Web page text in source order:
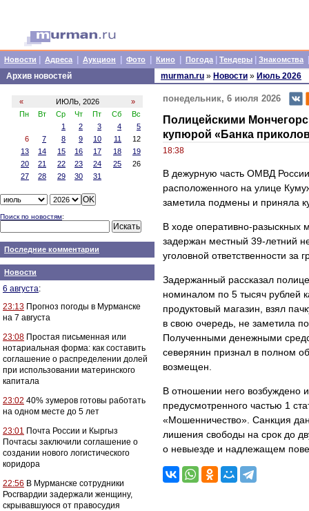
Новости Адреса Аукцион Фото Кино Погода Тендеры Знакомства
Архив новостей
« ИЮЛЬ, 2026
»
Пн
Вт Ср Чт Пт Сб
Вс
1
2 3 4
5
6
7 8 9 10 11
12
13
14 15 16 17 18
19
20
21 22 23 24 25
26
27
28 29 30 31
Поиск по новостям:
Последние комментарии
Новости
6 августа:
23:13 Прогноз погоды в Мурманске
на 7 августа
23:08 Простая письменная или
нотариальная форма: как составить
соглашение о распределении долей
при использовании материнского
капитала
23:02 40% зумеров готовы работать
на одном месте до 5 лет
23:01 Почта России и Кыргыз
Почтасы заключили соглашение о
создании нового логистического
коридора
22:56 В Мурманске сотрудники
Росгвардии задержали женщину,
скрывавшуюся от правосудия
murman.ru » Новости » Июль 2026
понедельник, 6 июля 2026
Полицейскими
купюрой «Банка
18:38
В дежурную часть ОМВД
расположенного на улице
заметила подмены и приняла
В ходе оперативно-разыскных
задержан местный 39-летний
уголовной ответственности за
Задержанный рассказал
номиналом по 5 тысяч рублей
продуктовый магазин, взял
в свою очередь, не заметила
Полученными денежными
северянин признал в полном
возмещен.
В отношении него возбуждено
предусмотренного частью 1
«Мошенничество». Санкция
лишения свободы на срок до
о невыезде и надлежащем